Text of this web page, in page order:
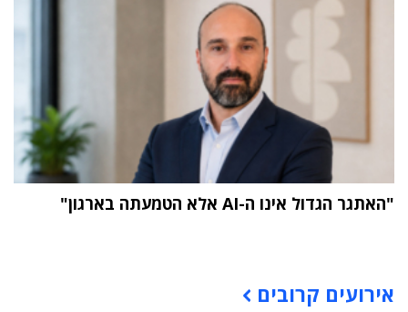
"האתגר הגדול אינו ה-AI אלא הטמעתה בארגון"
אירועים קרובים